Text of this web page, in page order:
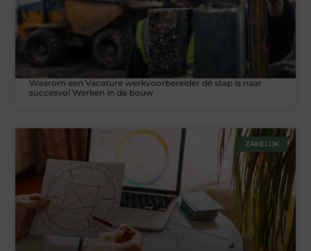
Waarom een Vacature werkvoorbereider dé stap is naar
succesvol Werken in de bouw
ZAKELIJK